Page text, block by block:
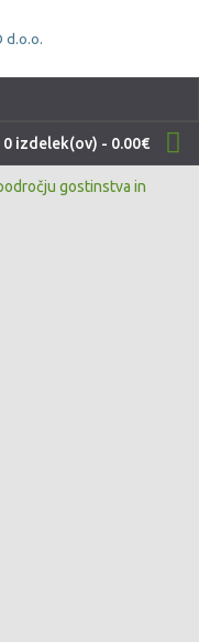
0 izdelek(ov) - 0.00€
gostinstva in